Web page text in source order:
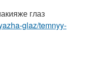
глаз
glaz/temnyy-